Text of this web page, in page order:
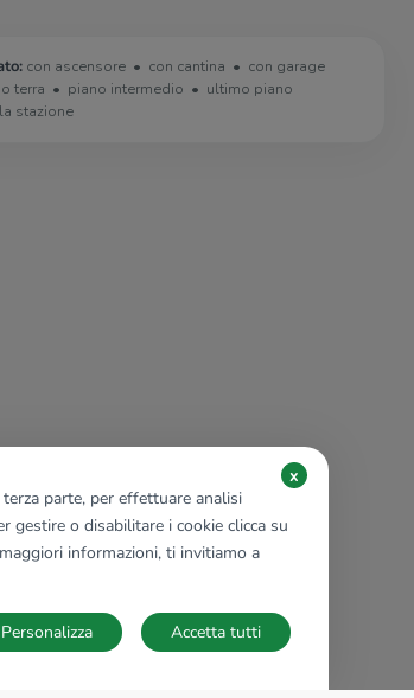
con ascensore con cantina
con garage
terra piano intermedio
ultimo piano
stazione
parte, per effettuare analisi
gestire o disabilitare i cookie clicca su
informazioni, ti invitiamo a
x
Accetta tutti
Personalizza